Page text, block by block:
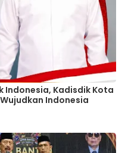
Indonesia, Kadisdik Kota
Indonesia